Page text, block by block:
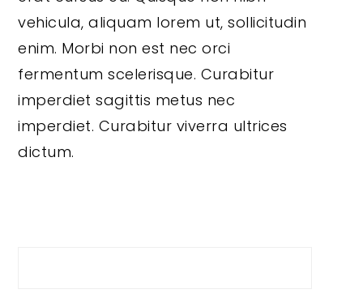
vehicula, aliquam lorem ut, sollicitudin
enim. Morbi non est nec orci
fermentum scelerisque. Curabitur
imperdiet sagittis metus nec
imperdiet. Curabitur viverra ultrices
dictum.